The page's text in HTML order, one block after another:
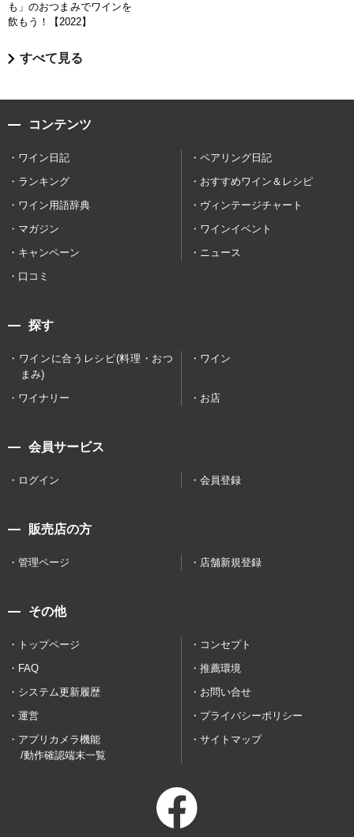
も」のおつまみでワインを
飲もう！【2022】
すべて見る
コンテンツ
ワイン日記
ペアリング日記
ランキング
おすすめワイン＆レシピ
ワイン用語辞典
ヴィンテージチャート
マガジン
ワインイベント
キャンペーン
ニュース
口コミ
探す
ワインに合うレシピ(料理・おつ
まみ)
ワイン
ワイナリー お店
会員サービス
ログイン 会員登録
販売店の方
管理ページ 店舗新規登録
その他
トップページ
コンセプト
FAQ
推薦環境
システム更新履歴
お問い合せ
運営
プライバシーポリシー
アプリカメラ機能
/動作確認端末一覧
サイトマップ